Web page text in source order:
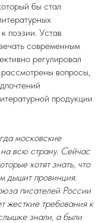
бы стал
поэзии. Устав
современным
регулировал
вопросы,
продукции
московские
всю страну. Сейчас
хотят знать, что
дышит провинция.
писателей России
жесткие требования к
знали, а были